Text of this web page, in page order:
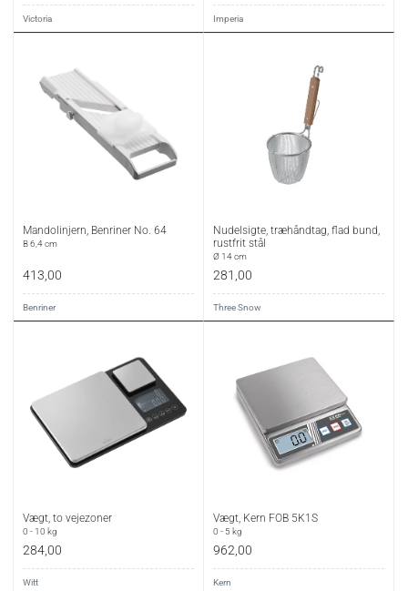
Victoria Imperia
Mandolinjern, Benriner No. 64
B 6,4 cm
413,00
Benriner
Nudelsigte, træhåndtag, flad bund,
rustfrit stål
Ø 14 cm
281,00
Three Snow
Vægt, to vejezoner
0 - 10 kg
284,00
Witt
Vægt, Kern FOB 5K1S
0 - 5 kg
962,00
Kern